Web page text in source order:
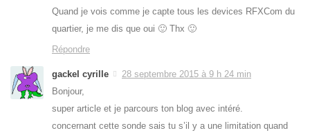
Quand je vois comme je capte tous les devices RFXCom du
quartier, je me dis que oui 🙂 Thx 🙂
Répondre
gackel cyrille
28 septembre 2015 à 9 h 24 min
Bonjour,
super article et je parcours ton blog avec intéré.
concernant cette sonde sais tu s’il y a une limitation quand